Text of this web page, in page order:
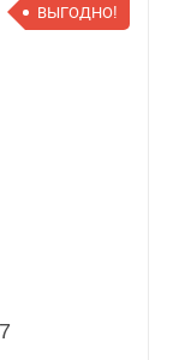
ВЫГОДНО!